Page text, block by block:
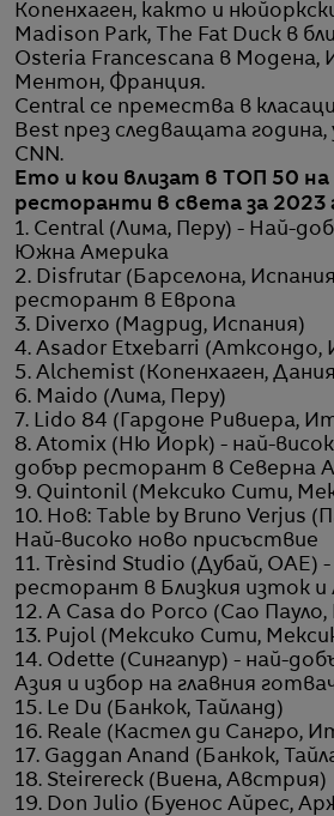
Копенхаген, както и
Madison Park, The Fat Duck в
Osteria Francescana в Модена,
Ментон, Франция.
Central се премества в
Best през следващата
CNN.
Ето и кои влизат в ТОП 50
ресторанти в света за 2023
1. Central (Лима, Перу) - Най-
Южна Америка
2. Disfrutar (Барселона,
ресторант в Европа
3. Diverxo (Мадрид, Испания)
4. Asador Etxebarri (Атксондо,
5. Alchemist (Копенхаген,
6. Maido (Лима, Перу)
7. Lido 84 (Гардоне Ривиера,
8. Atomix (Ню Йорк) - най-
добър ресторант в Северна
9. Quintonil (Мексико Сити,
10. Нов: Table by Bruno Verjus
Най-високо ново присъствие
11. Trèsind Studio (Дубай, ОАЕ)
ресторант в Близкия изток и
12. A Casa do Porco (Сао Пауло,
13. Pujol (Мексико Сити,
14. Odette (Сингапур) - най-
Азия и избор на главния
15. Le Du (Банкок, Тайланд)
16. Reale (Кастел ди Сангро,
17. Gaggan Anand (Банкок,
18. Steirereck (Виена, Австрия)
19. Don Julio (Буенос Айрес,